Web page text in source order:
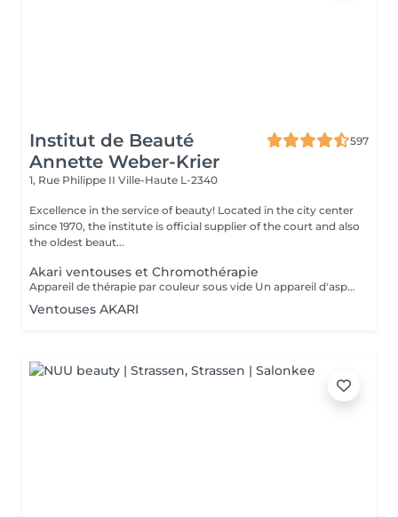
Institut de Beauté
Annette Weber-Krier
597
1, Rue Philippe II Ville-Haute L-2340
Excellence in the service of beauty! Located in the city center
since 1970, the institute is official supplier of the court and also
the oldest beaut...
Akari ventouses et Chromothérapie
Appareil de thérapie par couleur sous vide Un appareil d'aspiration - complété avec 21 couleurs (barre de couleurs Akari). APPLICATIONS En cosmétique, en massage, en physiothérapie et dans le domaine médical. AVANTAGE En raison du vide, de la levée sans pression, la circulation sanguine et la lymphe sont stimulées. Ce vide est constant, finement contrôlé et réglable. Il a un train doux. Cela signifie qu'il peut également être utilisé sur les zones les plus sensibles - cicatrices, contour des yeux, lèvres, zones douloureuses ... APPLICATIONS POSSIBLES EN COSMÉTIQUE, Pour resserrer et affiner le visage (rides autour des yeux et des lèvres), cou et décolleté les bras supérieurs , ventre , hanche , cellulite DANS LE MASSAGE, drainage , réflexologie , tissu conjonctif, le drainage lymphatique , compensation des méridiens , dans les blessures sportives Pour le post-traitement des opérations faciales Possibilité d'utiliser une pyramide de cristal de roche pour faire des stimulations de couleur.
Ventouses AKARI